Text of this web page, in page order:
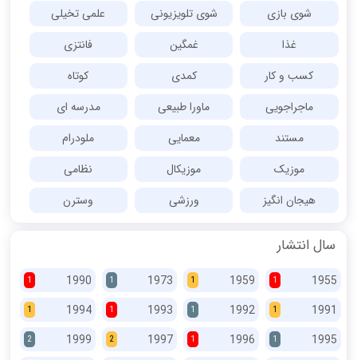
شوی بازی
شوی تلویزیونی
علمی تخیلی
غذا
غمگین
فانتزی
کسب و کار
کمدی
کوتاه
ماجراجویی
ماورا طبیعی
مدرسه ای
مستند
معمایی
ملودرام
موزیک
موزیکال
نظامی
هیجان انگیز
ورزشی وسترن
سال انتشار
1955
1
1959
1
1973
1
1990
1
1991
1
1992
1
1993
1
1994
1
1995
1
1996
1
1997
2
1999
2